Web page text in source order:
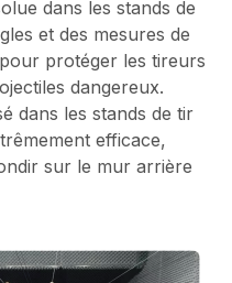
dans les stands de
et des mesures de
protéger les tireurs
dangereux.
dans les stands de tir
efficace,
sur le mur arrière